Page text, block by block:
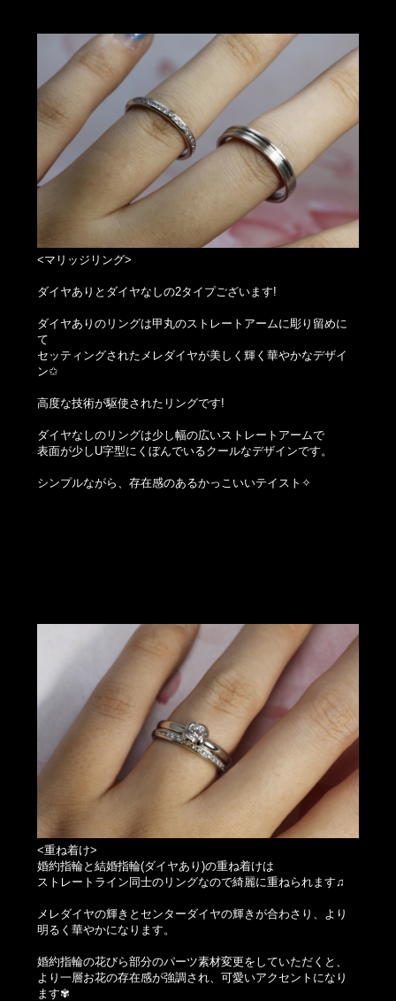
<マリッジリング>
ダイヤありとダイヤなしの2タイプございます!
ダイヤありのリングは甲丸のストレートアームに彫り留めに
て
セッティングされたメレダイヤが美しく輝く華やかなデザイ
ン✩
高度な技術が駆使されたリングです!
ダイヤなしのリングは少し幅の広いストレートアームで
表面が少しU字型にくぼんでいるクールなデザインです。
シンプルながら、存在感のあるかっこいいテイスト✧
<重ね着け>
婚約指輪と結婚指輪(ダイヤあり)の重ね着けは
ストレートライン同士のリングなので綺麗に重ねられます♫
メレダイヤの輝きとセンターダイヤの輝きが合わさり、より
明るく華やかになります。
婚約指輪の花びら部分のパーツ素材変更をしていただくと、
より一層お花の存在感が強調され、可愛いアクセントになり
ます✾